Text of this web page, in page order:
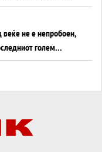
инвазија
веќе не е непробоен,
голем